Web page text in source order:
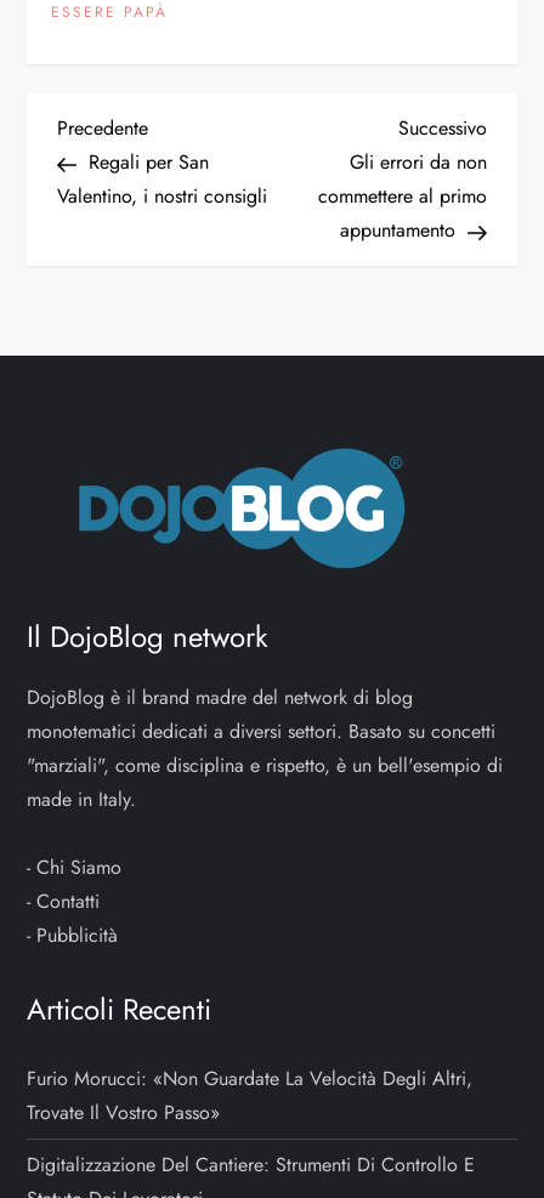
ESSERE PAPÀ
Precedente
Regali per San
Valentino, i nostri consigli
Successivo
Gli errori da non
commettere al primo
appuntamento
Il DojoBlog network
DojoBlog è il brand madre del network di blog
monotematici dedicati a diversi settori. Basato su concetti
"marziali", come disciplina e rispetto, è un bell'esempio di
made in Italy.
-Chi Siamo
-Contatti
- Pubblicità
Articoli Recenti
Furio Morucci: «Non Guardate La Velocità Degli Altri,
Trovate Il Vostro Passo»
Digitalizzazione Del Cantiere: Strumenti Di Controllo E